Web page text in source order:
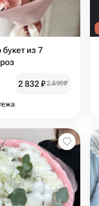
из 7
2 832₽2 890₽